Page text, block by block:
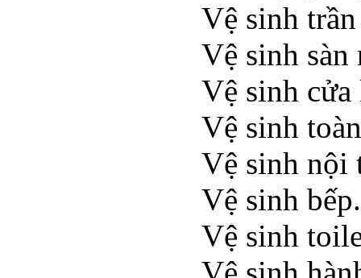
Vệ sinh
Vệ sinh
Vệ sinh
Vệ sinh
Vệ sinh nội
Vệ sinh bếp.
Vệ sinh